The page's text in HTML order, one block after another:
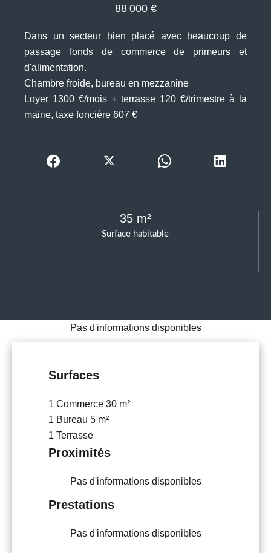
Surface habitable
35 m²
88 000 €
Dans un secteur bien placé avec beaucoup de
passage fonds de commerce de primeurs et
d'alimentation.
Chambre froide, bureau en mezzanine
Loyer 1300 €/mois + terrasse 120 €/trimestre à la
mairie, taxe foncière 607 €
Pas d'informations disponibles
Surfaces
1 Commerce 30 m²
1 Bureau 5 m²
1 Terrasse
Proximités
Pas d'informations disponibles
Prestations
Pas d'informations disponibles